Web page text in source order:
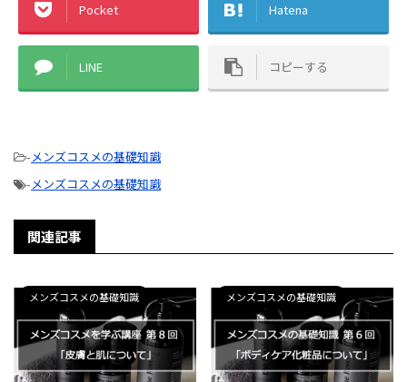
Pocket Hatena
LINE コピーする
- メンズコスメの基礎知識
- メンズコスメの基礎知識
関連記事
メンズコスメの基礎知識 メンズコスメの基礎知識